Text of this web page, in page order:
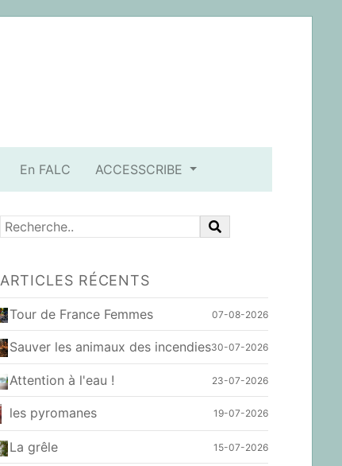
En FALC ACCESSCRIBE
ARTICLES RÉCENTS
Tour de France Femmes 07-08-2026
Sauver les animaux des incendies30-07-2026
Attention à l'eau ! 23-07-2026
les pyromanes 19-07-2026
La grêle 15-07-2026